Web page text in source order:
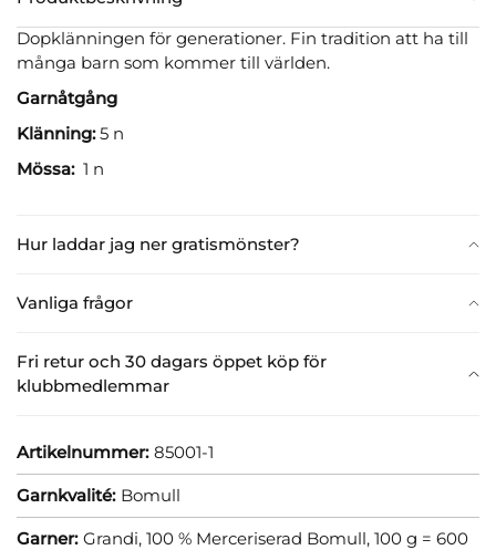
Hur laddar jag ner gratismönster?
Vanliga frågor
Fri retur och 30 dagars öppet köp för
klubbmedlemmar
Dopklänningen för generationer. Fin tradition att ha till
många barn som kommer till världen.
Garnåtgång
Klänning:5 n
Mössa:1 n
Artikelnummer: 85001-1
Garnkvalité: Bomull
Garner: Grandi, 100 % Merceriserad Bomull, 100 g = 600